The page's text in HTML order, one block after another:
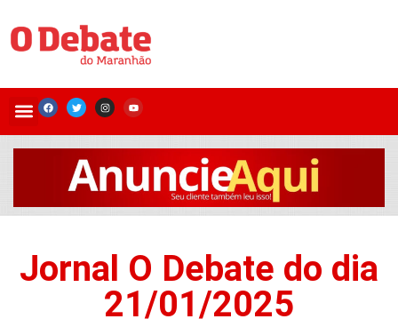
Jornal O Debate do dia
21/01/2025